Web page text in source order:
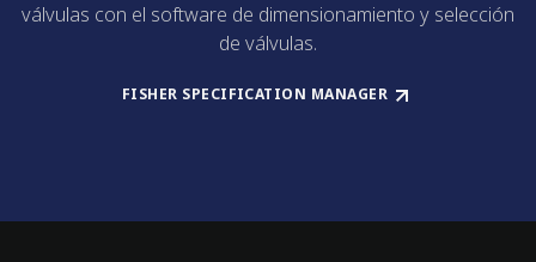
válvulas con el software de dimensionamiento y selección
de válvulas.
FISHER SPECIFICATION MANAGER